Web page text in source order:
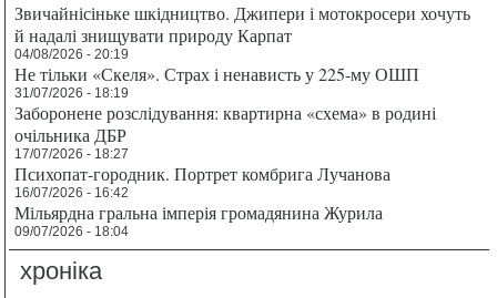
Звичайнісіньке шкідництво. Джипери і мотокросери хочуть
й надалі знищувати природу Карпат
04/08/2026 - 20:19
Не тільки «Скеля». Страх і ненависть у 225-му ОШП
31/07/2026 - 18:19
Заборонене розслідування: квартирна «схема» в родині
очільника ДБР
17/07/2026 - 18:27
Психопат-городник. Портрет комбрига Лучанова
16/07/2026 - 16:42
Мільярдна гральна імперія громадянина Журила
09/07/2026 - 18:04
хроніка